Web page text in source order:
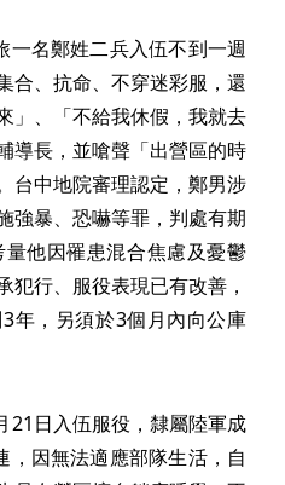
一名鄭姓二兵入伍不到一週
合、抗命、不穿迷彩服，還
」、「不給我休假，我就去
導長，並嗆聲「出營區的時
台中地院審理認定，鄭男涉
強暴、恐嚇等罪，判處有期
他因罹患混合焦慮及憂鬱
犯行、服役表現已有改善，
年，另須於3個月內向公庫
21日入伍服役，隸屬陸軍成
，因無法適應部隊生活，自